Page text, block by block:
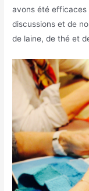
avons été efficaces
discussions et de
de laine, de thé et